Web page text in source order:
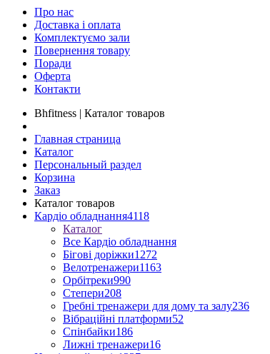
Про нас
Доставка і оплата
Комплектуємо зали
Повернення товару
Поради
Оферта
Контакти
Bhfitness | Каталог товаров
Главная страница
Каталог
Персональный раздел
Корзина
Заказ
Каталог товаров
Кардіо обладнання4118
Каталог
Все Кардіо обладнання
Бігові доріжки1272
Велотренажери1163
Орбітреки990
Степери208
Гребні тренажери для дому та залу236
Вібраційні платформи52
Спінбайки186
Лижні тренажери16